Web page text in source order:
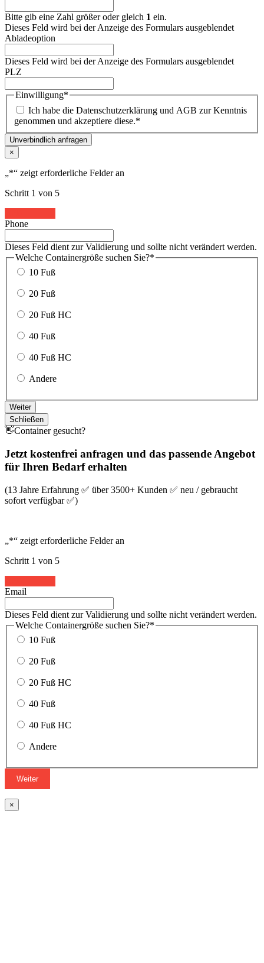
Bitte gib eine Zahl größer oder gleich 1 ein.
Dieses Feld wird bei der Anzeige des Formulars ausgeblendet
Abladeoption
Dieses Feld wird bei der Anzeige des Formulars ausgeblendet
PLZ
Einwilligung*
Ich habe die Datenschutzerklärung und AGB zur Kenntnis
genommen und akzeptiere diese.*
Unverbindlich anfragen
×
„*“ zeigt erforderliche Felder an
Schritt 1 von 5
Phone
Dieses Feld dient zur Validierung und sollte nicht verändert werden.
Welche Containergröße suchen Sie?*
10 Fuß
20 Fuß
20 Fuß HC
40 Fuß
40 Fuß HC
Andere
Weiter
Schließen
👋Container gesucht?
Jetzt kostenfrei anfragen und das passende Angebot
für Ihren Bedarf erhalten
(13 Jahre Erfahrung ✅ über 3500+ Kunden ✅ neu / gebraucht
sofort verfügbar ✅)
„*“ zeigt erforderliche Felder an
Schritt 1 von 5
Email
Dieses Feld dient zur Validierung und sollte nicht verändert werden.
Welche Containergröße suchen Sie?*
10 Fuß
20 Fuß
20 Fuß HC
40 Fuß
40 Fuß HC
Andere
Weiter
×